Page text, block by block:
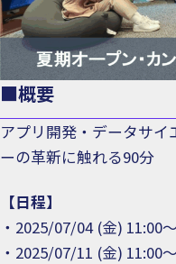
■概要
アプリ開発・データサ
ーの革新に触れる90分
【日程】
・2025/07/04 (金) 11:00
・2025/07/11 (金) 11:00